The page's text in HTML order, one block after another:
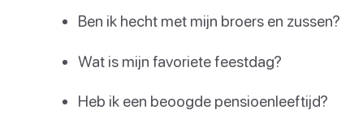
Ben ik hecht met mijn broers en zussen?
Wat is mijn favoriete feestdag?
Heb ik een beoogde pensioenleeftijd?